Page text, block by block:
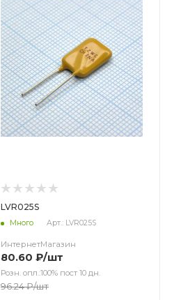
LVR025S
Много Арт.: LVR025S
ИнтернетМагазин
80.60 ₽/шт
Розн. опл.:100% пост 10 дн.
96.24₽/шт